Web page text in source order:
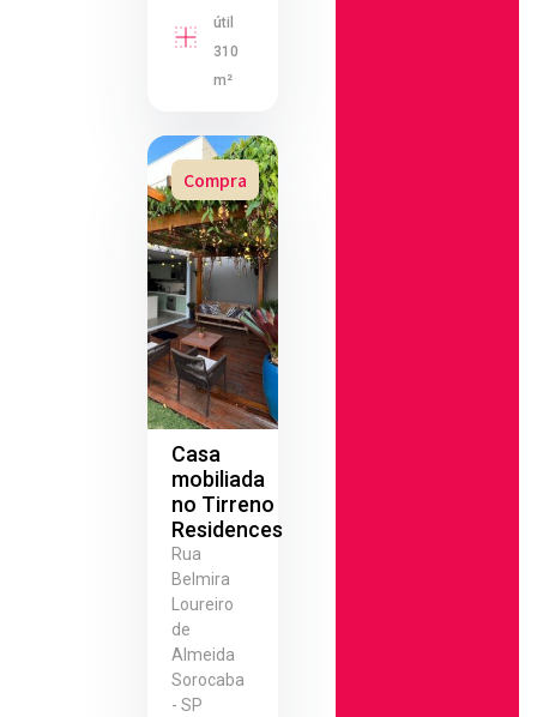
útil
310
m²
Compra
Casa
mobiliada
no Tirreno
Residences
Rua
Belmira
Loureiro
de
Almeida
Sorocaba
- SP